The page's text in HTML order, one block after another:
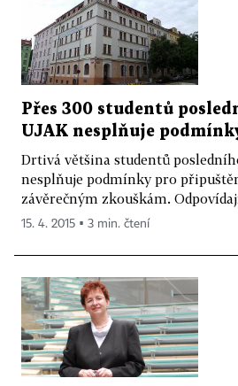
Přes 300 studentů
UJAK nesplňuje
Drtivá většina studentů
nesplňuje podmínky pro
závěrečným zkouškám.
15. 4. 2015 ▪ 3 min. čtení